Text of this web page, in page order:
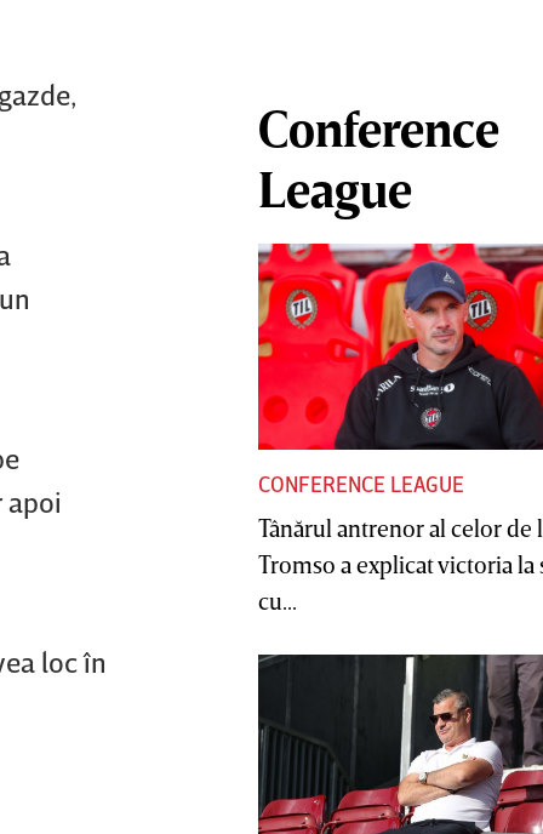
apoi
loc în
Conference
League
CONFERENCE LEAGUE
Tânărul antrenor al celor de
Tromso a explicat victoria la
cu...